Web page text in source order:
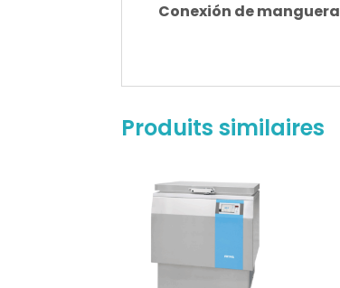
Conexión de manguera
Produits similaires